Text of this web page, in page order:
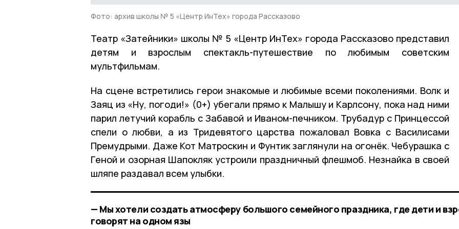
Фото: архив школы № 5 «Центр ИнТех» города Рассказово
Театр «Затейники» школы № 5 «Центр ИнТех» города Рассказово представил
детям и взрослым спектакль-путешествие по любимым советским
мультфильмам.
На сцене встретились герои знакомые и любимые всеми поколениями. Волк и
Заяц из «Ну, погоди!» (0+) убегали прямо к Малышу и Карлсону, пока над ними
парил летучий корабль с Забавой и Иваном-печником. Трубадур с Принцессой
спели о любви, а из Тридевятого царства пожаловал Вовка с Василисами
Премудрыми. Даже Кот Матроскин и Фунтик заглянули на огонёк. Чебурашка с
Геной и озорная Шапокляк устроили праздничный флешмоб. Незнайка в своей
шляпе раздавал всем улыбки.
— Мы хотели создать атмосферу большого семейного праздника, где дети и
говорят на одном язы